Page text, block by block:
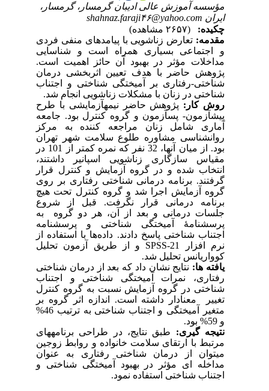
مؤسسه آموزش عالی ادیبان گرمسار، گرمسار،
ایران shahnaz.faraji۴۶@yahoo.com
چکیده:
مقدمه:تعارض زناشویی با پیامدهای منفی فردی
و اجتماعی بسیاری همراه است و شناسایی
مداخلات مؤثر در بهبود آن حائز اهمیت است.
پژوهش حاضر باهدفتعیین اثربخشی درمان
شناختی-رفتاری بر آمیختگی شناختی و اجتناب
شناختی در زنان با مشکلات زناشویی انجام شد.
روش کار: پژوهش حاضر نیمه­آزمایشی با طرح
پیش­آزمون- پس­آزمون و گروه کنترل بود. جامعه
آماری شامل زنان مراجعه­ کننده به
مرکز
روانشناسی مشاوره طلوع سلامت شهر تهران
بود.از میان آنها، 32 نفر که نمره
کمتر از 101 در
مقیاس سازگاری زناشویی اسپانیر
داشتند،
انتخاب شده ودر گروه آزمایش و کنترل قرار
گرفتند. برنامه درمانی شناختی رفتاری بر روی
گروه آزمایش اجرا شد و گروه کنترل تحت هیچ
برنامه درمانی قرار نگرفت. قبل از شروع
جلسات درمانی و بعد از آن، هر دو گروه به
پرسشنامۀ
آمیختگی شناختیو
پرسشنامه
اجتناب شناختیپاسخ دادند.دادهها با استفاده از
نرم افزار 21-
SPSSو از طریق آزمون تحلیل
کوواریانس تحلیل شد.
یافته­ ها: نتایج نشان داد کهبعد ازدرمان شناختی
رفتاری، نمرات آمیختگی شناختی و اجتناب
شناختیدر گروهآزمایش نسبت به گروه کنترل
تغییر
معنادار داشته است. اندازه اثر گروه بر
متغیرآمیختگی و اجتناب شناختی
به ترتیب 46%
نتیجه­ گیری: طبق نتایج، در طراحی برنامه­های
مرتبط با ارتقای سلامت خانواده و روابط زوجین
می­توان از درمان شناختی رفتاری به عنوان
مداخله­ ای مؤثر در بهبود آمیختگی شناختی و
اجتناب شناختی استفاده نمود.